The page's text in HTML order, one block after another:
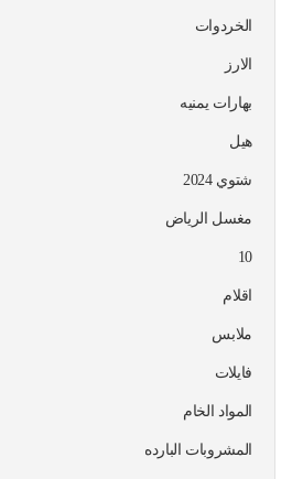
الخردوات
الارز
بهارات يمنيه
هيل
شتوي 2024
مغسل الرياض
10
اقلام
ملابس
فايلات
المواد الخام
المشروبات البارده